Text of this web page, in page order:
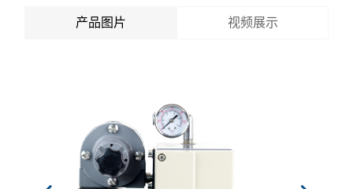
产品图片 视频展示